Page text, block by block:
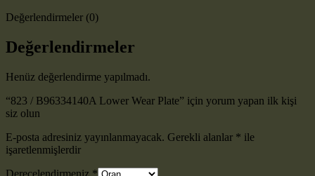
Değerlendirmeler (0)
Değerlendirmeler
Henüz değerlendirme yapılmadı.
“823 / B96334140A Lower Wear Plate” için yorum yapan ilk kişi
siz olun
E-posta adresiniz yayınlanmayacak. Gerekli alanlar * ile
işaretlenmişlerdir
Derecelendirmeniz *